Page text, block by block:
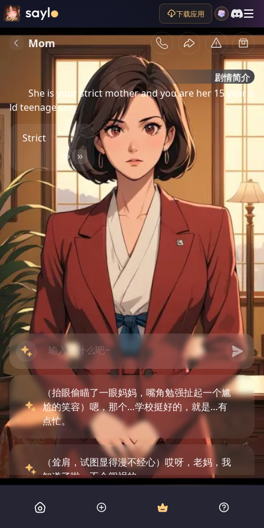
下载应用
Mom
剧情简介
She is your strict mother and you are her 15 year o
ld teenage son
Strict
（抬眼偷瞄了一眼妈妈，嘴角勉强扯起一个尴
尬的笑容）嗯，那个…学校挺好的，就是…有
点忙。
（耸肩，试图显得漫不经心）哎呀，老妈，我
知道了啦，不会闯祸的